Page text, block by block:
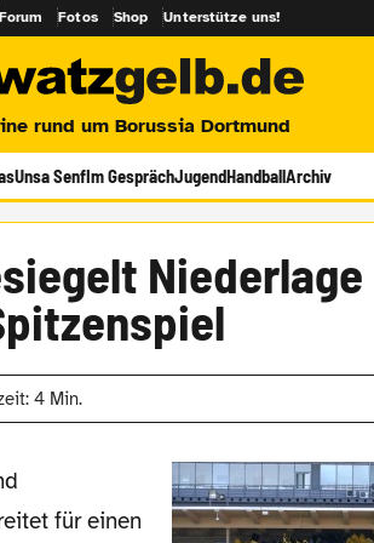
Fotos Shop Unterstütze uns!
rund um Borussia Dortmund
Unsa SenfIm GesprächJugendHandballArchiv
4 Min.
für einen